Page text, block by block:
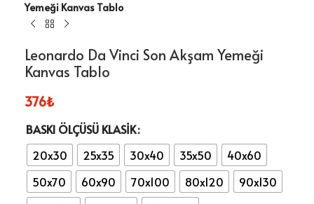
Yemeği Kanvas Tablo
Leonardo Da Vinci Son Akşam Yemeği
Kanvas Tablo
376₺
BASKI ÖLÇÜSÜ KLASIK
20x30
25x35 30x40 35x50
40x60
50x70
60x90 70x100 80x120
90x130